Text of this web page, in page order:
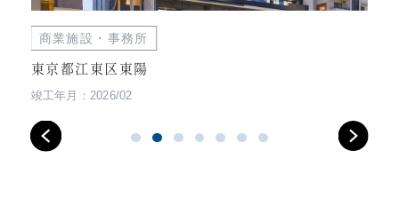
商業施設・事務所
東京都江東区東陽
竣工年月：2026/02